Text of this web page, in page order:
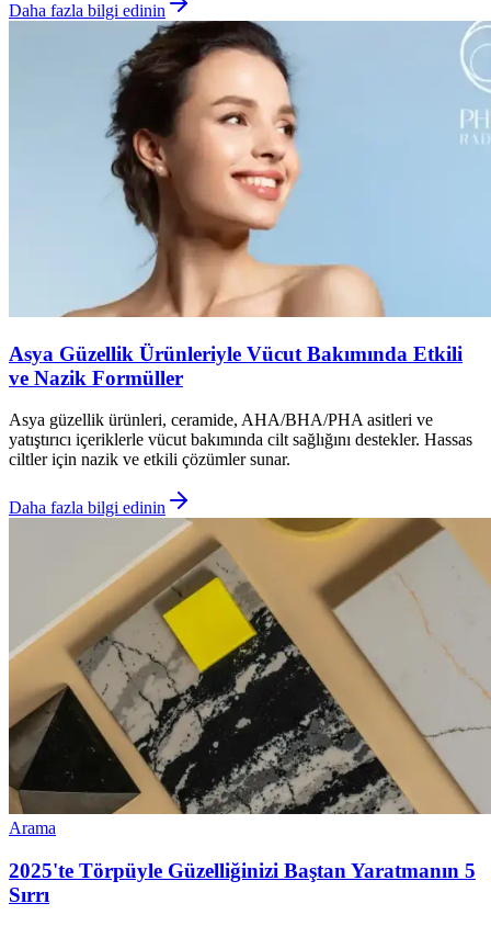
Daha fazla bilgi edinin
Asya Güzellik Ürünleriyle Vücut Bakımında Etkili
ve Nazik Formüller
Asya güzellik ürünleri, ceramide, AHA/BHA/PHA asitleri ve
yatıştırıcı içeriklerle vücut bakımında cilt sağlığını destekler. Hassas
ciltler için nazik ve etkili çözümler sunar.
Daha fazla bilgi edinin
Arama
2025'te Törpüyle Güzelliğinizi Baştan Yaratmanın 5
Sırrı